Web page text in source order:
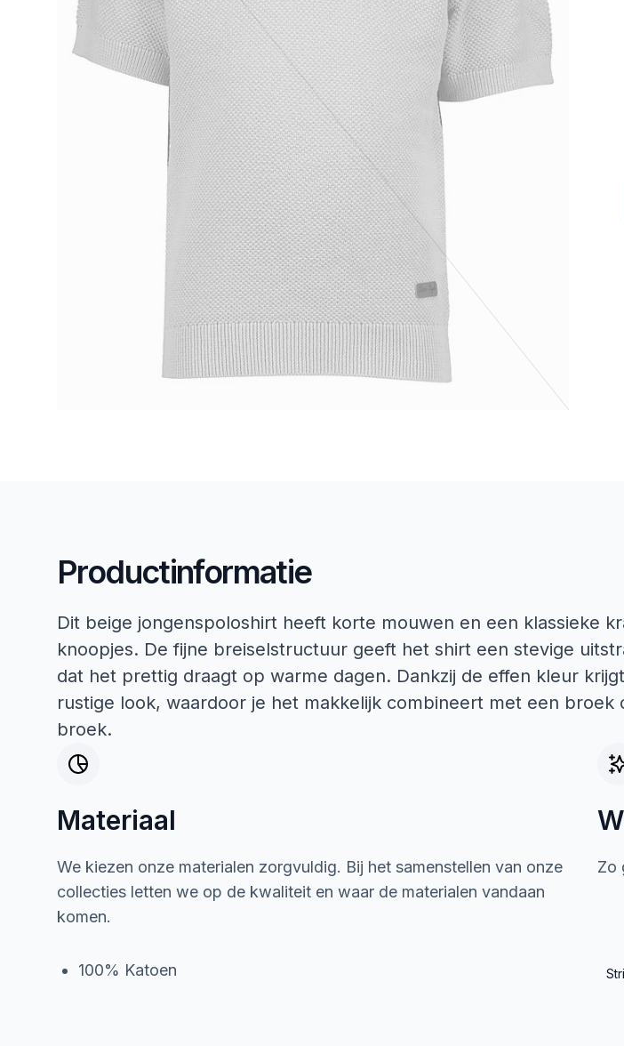
Productinformatie
Dit beige jongenspoloshirt heeft korte mouwen en een klassieke
knoopjes. De fijne breiselstructuur geeft het shirt een stevige
dat het prettig draagt op warme dagen. Dankzij de effen kleur
rustige look, waardoor je het makkelijk combineert met een broek
broek.
Materiaal
We kiezen onze materialen zorgvuldig. Bij het samenstellen van onze
collecties letten we op de kwaliteit en waar de materialen vandaan
komen.
100% Katoen
Zo